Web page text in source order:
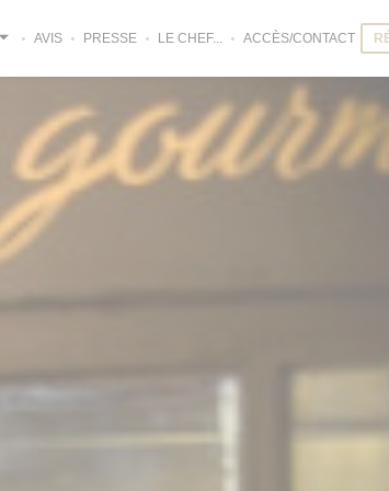
AVIS PRESSE LE CHEF... ACCÈS/CONTACT